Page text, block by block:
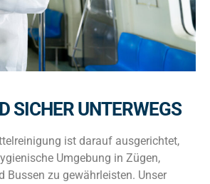
SICHER UNTERWEGS
ist darauf ausgerichtet,
Umgebung in Zügen,
Bussen zu gewährleisten. Unser